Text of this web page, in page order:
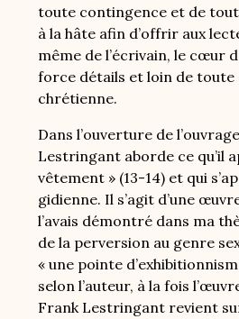
toute contingence et de
à la hâte afin d’offrir aux
même de l’écrivain, le cœur
force détails et loin de
chrétienne.
Dans l’ouverture de
Lestringant aborde ce qu’il
vêtement » (13-14) et qui
gidienne. Il s’agit d’une
l’avais démontré dans ma
de la perversion au genre
« une pointe
selon l’auteur, à la fois
Frank Lestringant revient